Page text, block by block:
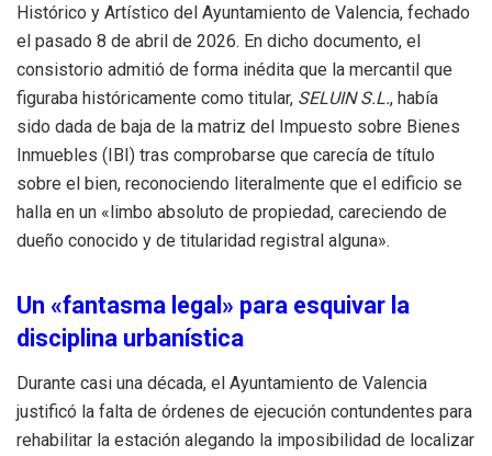
Histórico y Artístico del Ayuntamiento de Valencia, fechado
el pasado 8 de abril de 2026. En dicho documento, el
consistorio admitió de forma inédita que la mercantil que
figuraba históricamente como titular, SELUIN S.L., había
sido dada de baja de la matriz del Impuesto sobre Bienes
Inmuebles (IBI) tras comprobarse que carecía de título
sobre el bien, reconociendo literalmente que el edificio se
halla en un «limbo absoluto de propiedad, careciendo de
dueño conocido y de titularidad registral alguna».
Un «fantasma legal» para esquivar la
disciplina urbanística
Durante casi una década, el Ayuntamiento de Valencia
justificó la falta de órdenes de ejecución contundentes para
rehabilitar la estación alegando la imposibilidad de localizar